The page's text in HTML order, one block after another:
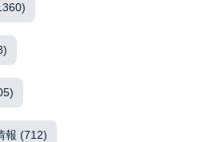
報 (712)